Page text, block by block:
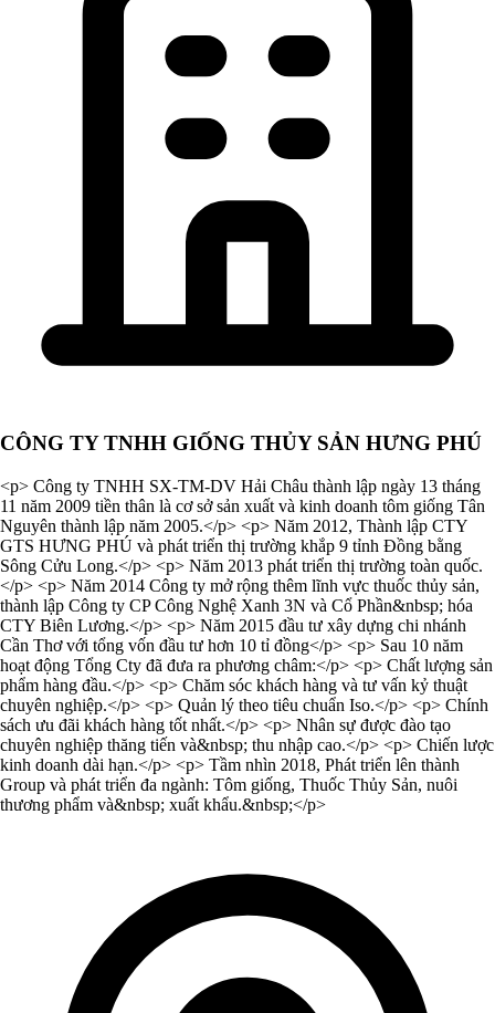
CÔNG TY TNHH GIỐNG THỦY SẢN HƯNG PHÚ
<p> Công ty TNHH SX-TM-DV Hải Châu thành lập ngày 13 tháng
11 năm 2009 tiền thân là cơ sở sản xuất và kinh doanh tôm giống Tân
Nguyên thành lập năm 2005.</p> <p> Năm 2012, Thành lập CTY
GTS HƯNG PHÚ và phát triển thị trường khắp 9 tỉnh Đồng bằng
Sông Cửu Long.</p> <p> Năm 2013 phát triển thị trường toàn quốc.
</p> <p> Năm 2014 Công ty mở rộng thêm lĩnh vực thuốc thủy sản,
thành lập Công ty CP Công Nghệ Xanh 3N và Cổ Phần&nbsp; hóa
CTY Biên Lương.</p> <p> Năm 2015 đầu tư xây dựng chi nhánh
Cần Thơ với tổng vốn đầu tư hơn 10 tỉ đồng</p> <p> Sau 10 năm
hoạt động Tổng Cty đã đưa ra phương châm:</p> <p> Chất lượng sản
phẩm hàng đầu.</p> <p> Chăm sóc khách hàng và tư vấn kỷ thuật
chuyên nghiệp.</p> <p> Quản lý theo tiêu chuẩn Iso.</p> <p> Chính
sách ưu đãi khách hàng tốt nhất.</p> <p> Nhân sự được đào tạo
chuyên nghiệp thăng tiến và&nbsp; thu nhập cao.</p> <p> Chiến lược
kinh doanh dài hạn.</p> <p> Tầm nhìn 2018, Phát triển lên thành
Group và phát triển đa ngành: Tôm giống, Thuốc Thủy Sản, nuôi
thương phẩm và&nbsp; xuất khẩu.&nbsp;</p>